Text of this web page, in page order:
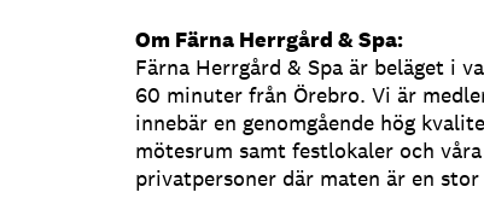
Om Färna Herrgård & Spa:
Färna Herrgård & Spa är beläget i
60 minuter från Örebro. Vi är
innebär en genomgående hög
mötesrum samt festlokaler och
privatpersoner där maten är en stor